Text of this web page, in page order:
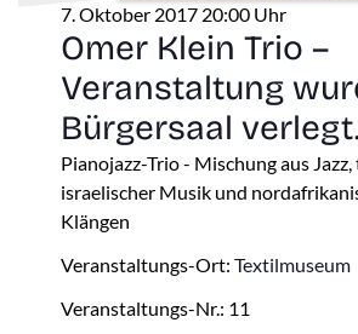
7. Oktober 2017 20:00 Uhr
Omer Klein Trio –
Veranstaltung
Bürgersaal
Pianojazz-Trio - Mischung aus
israelischer Musik und
Klängen
Veranstaltungs-Ort: Textilmuseum
Veranstaltungs-Nr.: 11